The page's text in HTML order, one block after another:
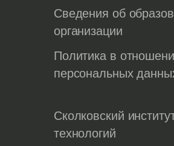
Сведения об
организации
Политика в
персональных
Сколковский
технологий